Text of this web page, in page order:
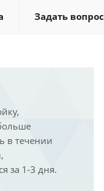
Задать вопрос
в течении
за 1-3 дня.